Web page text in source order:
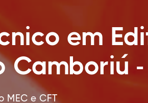
em
Camboriú
MEC e CFT